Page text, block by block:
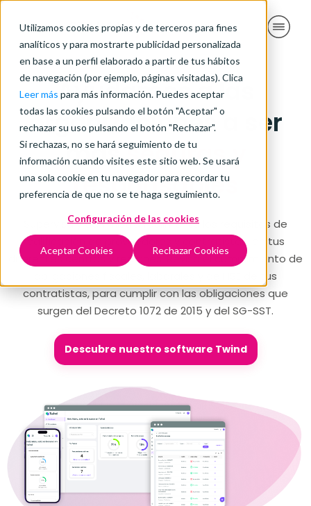
Utilizamos cookies propias y de terceros para fines
analíticos y para mostrarte publicidad personalizada
en base a un perfil elaborado a partir de tus hábitos
de navegación (por ejemplo, páginas visitadas). Clica
Leer más para más información. Puedes aceptar
todas las cookies pulsando el botón "Aceptar" o
rechazar su uso pulsando el botón "Rechazar".
Si rechazas, no se hará seguimiento de tu
información cuando visites este sitio web. Se usará
una sola cookie en tu navegador para recordar tu
preferencia de que no se te haga seguimiento.
Configuración de las cookies
Aceptar Cookies Rechazar Cookies
Ayudamos a las
organizaciones a ser
másseguras y
responsables
Supervisa y administra fácilmente los requisitos de
calificación de proveedores y contratistas, en tus
diferentes centros y regiones. Revisa el cumplimiento de
obligaciones fiscales, laborales y de HSE de tus
contratistas, para cumplir con las obligaciones que
surgen del Decreto 1072 de 2015 y del SG-SST.
Descubre nuestro software Twind